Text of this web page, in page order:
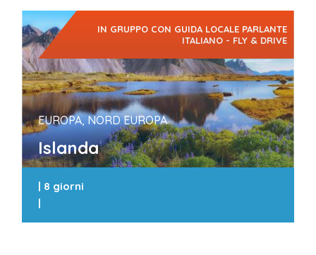
IN GRUPPO CON GUIDA LOCALE PARLANTE
ITALIANO - FLY & DRIVE
EUROPA, NORD EUROPA
Islanda
| 8 giorni
|